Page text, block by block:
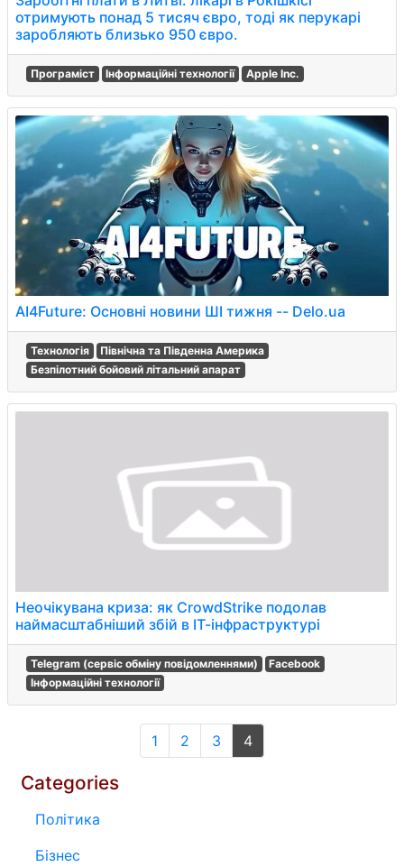
отримують понад 5 тисяч євро, тоді як перукарі
заробляють близько 950 євро.
Програміст Інформаційні технології Apple Inc.
AI4Future: Основні новини ШІ тижня -- Delo.ua
Технологія
Північна та Південна Америка
Безпілотний бойовий літальний апарат
Неочікувана криза: як CrowdStrike подолав
наймасштабніший збій в ІТ-інфраструктурі
Telegram (сервіс обміну повідомленнями)
Facebook
Інформаційні технології
1 2 3 4
Categories
Політика
Бізнес